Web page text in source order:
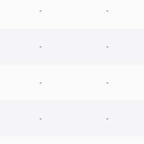
- -
- -
- -
- -